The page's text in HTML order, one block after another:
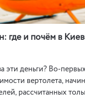
где и почём в
эти деньги? Во-
вертолета,
рассчитанных